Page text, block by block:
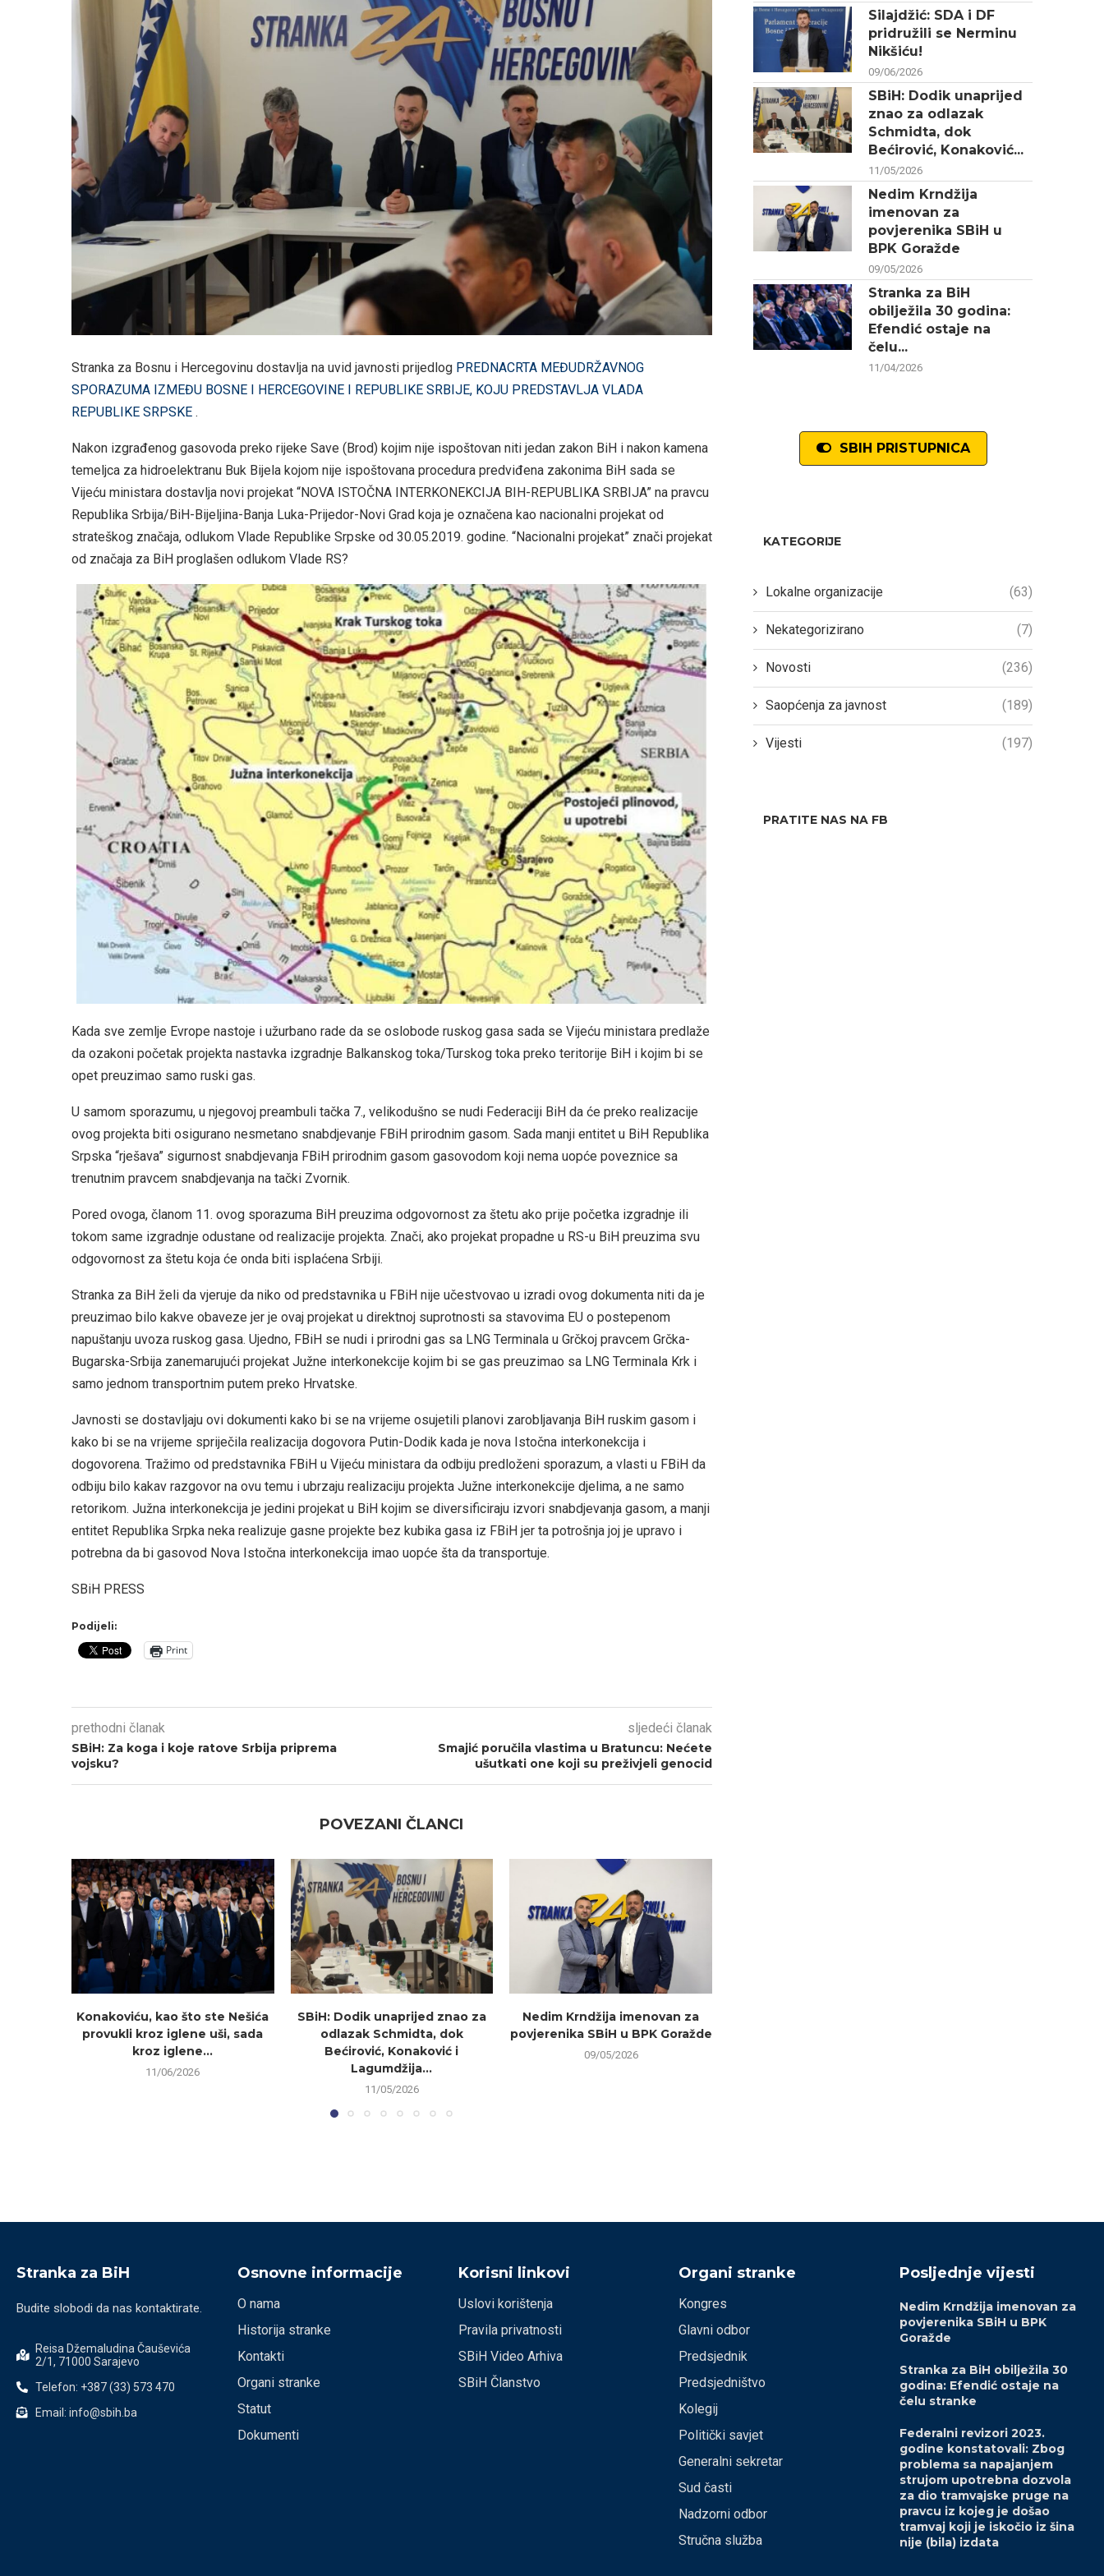
Stranka za Bosnu i Hercegovinu dostavlja na uvid javnosti prijedlog PREDNACRTA MEĐUDRŽAVNOG
SPORAZUMA IZMEĐU BOSNE I HERCEGOVINE I REPUBLIKE SRBIJE, KOJU PREDSTAVLJA VLADA
REPUBLIKE SRPSKE .
Nakon izgrađenog gasovoda preko rijeke Save (Brod) kojim nije ispoštovan niti jedan zakon BiH i nakon kamena
temeljca za hidroelektranu Buk Bijela kojom nije ispoštovana procedura predviđena zakonima BiH sada se
Vijeću ministara dostavlja novi projekat “NOVA ISTOČNA INTERKONEKCIJA BIH-REPUBLIKA SRBIJA” na pravcu
Republika Srbija/BiH-Bijeljina-Banja Luka-Prijedor-Novi Grad koja je označena kao nacionalni projekat od
strateškog značaja, odlukom Vlade Republike Srpske od 30.05.2019. godine. “Nacionalni projekat” znači projekat
od značaja za BiH proglašen odlukom Vlade RS?
Kada sve zemlje Evrope nastoje i užurbano rade da se oslobode ruskog gasa sada se Vijeću ministara predlaže
da ozakoni početak projekta nastavka izgradnje Balkanskog toka/Turskog toka preko teritorije BiH i kojim bi se
opet preuzimao samo ruski gas.
U samom sporazumu, u njegovoj preambuli tačka 7., velikodušno se nudi Federaciji BiH da će preko realizacije
ovog projekta biti osigurano nesmetano snabdjevanje FBiH prirodnim gasom. Sada manji entitet u BiH Republika
Srpska “rješava” sigurnost snabdjevanja FBiH prirodnim gasom gasovodom koji nema uopće poveznice sa
trenutnim pravcem snabdjevanja na tački Zvornik.
Pored ovoga, članom 11. ovog sporazuma BiH preuzima odgovornost za štetu ako prije početka izgradnje ili
tokom same izgradnje odustane od realizacije projekta. Znači, ako projekat propadne u RS-u BiH preuzima svu
odgovornost za štetu koja će onda biti isplaćena Srbiji.
Stranka za BiH želi da vjeruje da niko od predstavnika u FBiH nije učestvovao u izradi ovog dokumenta niti da je
preuzimao bilo kakve obaveze jer je ovaj projekat u direktnoj suprotnosti sa stavovima EU o postepenom
napuštanju uvoza ruskog gasa. Ujedno, FBiH se nudi i prirodni gas sa LNG Terminala u Grčkoj pravcem Grčka-
Bugarska-Srbija zanemarujući projekat Južne interkonekcije kojim bi se gas preuzimao sa LNG Terminala Krk i
samo jednom transportnim putem preko Hrvatske.
Javnosti se dostavljaju ovi dokumenti kako bi se na vrijeme osujetili planovi zarobljavanja BiH ruskim gasom i
kako bi se na vrijeme spriječila realizacija dogovora Putin-Dodik kada je nova Istočna interkonekcija i
dogovorena. Tražimo od predstavnika FBiH u Vijeću ministara da odbiju predloženi sporazum, a vlasti u FBiH da
odbiju bilo kakav razgovor na ovu temu i ubrzaju realizaciju projekta Južne interkonekcije djelima, a ne samo
retorikom. Južna interkonekcija je jedini projekat u BiH kojim se diversificiraju izvori snabdjevanja gasom, a manji
entitet Republika Srpka neka realizuje gasne projekte bez kubika gasa iz FBiH jer ta potrošnja joj je upravo i
potrebna da bi gasovod Nova Istočna interkonekcija imao uopće šta da transportuje.
SBiH PRESS
Podijeli:
Print
prethodni članak
SBiH: Za koga i koje ratove Srbija priprema
vojsku?
sljedeći članak
Smajić poručila vlastima u Bratuncu: Nećete
ušutkati one koji su preživjeli genocid
POVEZANI ČLANCI
Konakoviću, kao što ste Nešića
provukli kroz iglene uši, sada
kroz iglene...
11/06/2026
SBiH: Dodik unaprijed znao za
odlazak Schmidta, dok
Bećirović, Konaković i
Lagumdžija...
11/05/2026
Nedim Krndžija imenovan za
povjerenika SBiH u BPK Goražde
09/05/2026
Silajdžić: SDA i DF
pridružili se Nerminu
Nikšiću!
09/06/2026
SBiH: Dodik unaprijed
znao za odlazak
Schmidta, dok
Bećirović, Konaković...
11/05/2026
Nedim Krndžija
imenovan za
povjerenika SBiH u
BPK Goražde
09/05/2026
Stranka za BiH
obilježila 30 godina:
Efendić ostaje na
čelu...
11/04/2026
SBIH PRISTUPNICA
KATEGORIJE
Lokalne organizacije (63)
Nekategorizirano (7)
Novosti (236)
Saopćenja za javnost (189)
Vijesti (197)
PRATITE NAS NA FB
Stranka za BiH
Budite slobodi da nas kontaktirate.
Reisa Džemaludina Čauševića
2/1, 71000 Sarajevo
Telefon: +387 (33) 573 470
Email: info@sbih.ba
Osnovne informacije
O nama
Historija stranke
Kontakti
Organi stranke
Statut
Dokumenti
Korisni linkovi
Uslovi korištenja
Pravila privatnosti
SBiH Video Arhiva
SBiH Članstvo
Organi stranke
Kongres
Glavni odbor
Predsjednik
Predsjedništvo
Kolegij
Politički savjet
Generalni sekretar
Sud časti
Nadzorni odbor
Stručna služba
Posljednje vijesti
Nedim Krndžija imenovan za
povjerenika SBiH u BPK
Goražde
Stranka za BiH obilježila 30
godina: Efendić ostaje na
čelu stranke
Federalni revizori 2023.
godine konstatovali: Zbog
problema sa napajanjem
strujom upotrebna dozvola
za dio tramvajske pruge na
pravcu iz kojeg je došao
tramvaj koji je iskočio iz šina
nije (bila) izdata